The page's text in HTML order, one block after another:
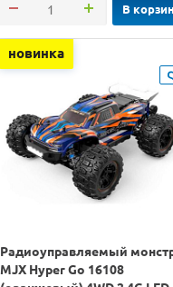
В
новинка
Радиоуправляемый
MJX Hyper Go 16108